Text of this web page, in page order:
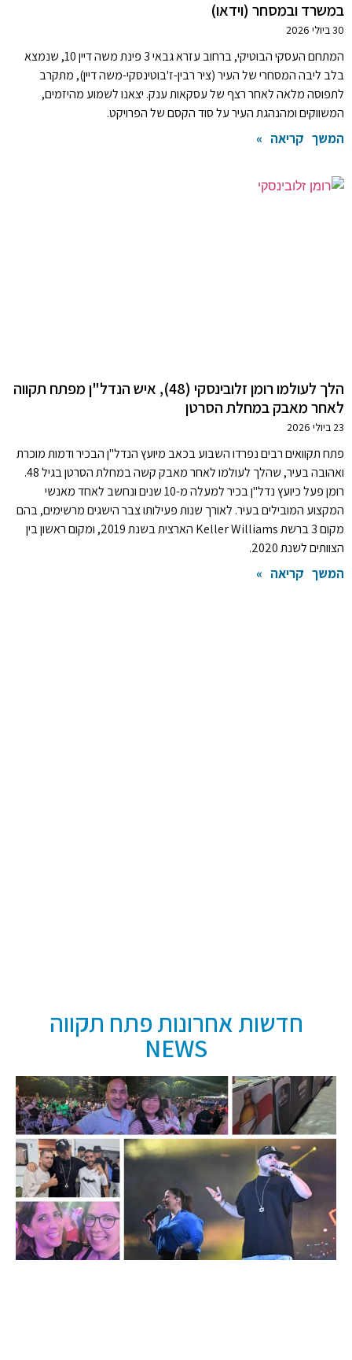
במשרד ובמסחר (וידאו)
30 ביולי 2026
המתחם העסקי הבוטיקי, ברחוב עזרא גבאי 3 פינת משה דיין 10, שנמצא
בלב ליבה המסחרי של העיר (ציר רבין-ז'בוטינסקי-משה דיין), מתקרב
לתפוסה מלאה לאחר רצף של עסקאות ענק. יצאנו לשמוע מהיזמים,
המשווקים ומהנהגת העיר על סוד הקסם של הפרויקט.
המשך קריאה »
הלך לעולמו רומן זלובינסקי (48), איש הנדל"ן מפתח תקווה
לאחר מאבק במחלת הסרטן
23 ביולי 2026
פתח תקוואים רבים נפרדו השבוע בכאב מיועץ הנדל"ן הבכיר ודמות מוכרת
ואהובה בעיר, שהלך לעולמו לאחר מאבק קשה במחלת הסרטן בגיל 48.
רומן פעל כיועץ נדל"ן בכיר למעלה מ-10 שנים ונחשב לאחד מאנשי
המקצוע המובילים בעיר. לאורך שנות פעילותו צבר הישגים מרשימים, בהם
מקום 3 ברשת Keller Williams הארצית בשנת 2019, ומקום ראשון בין
הצוותים לשנת 2020.
המשך קריאה »
חדשות אחרונות פתח תקווה
NEWS